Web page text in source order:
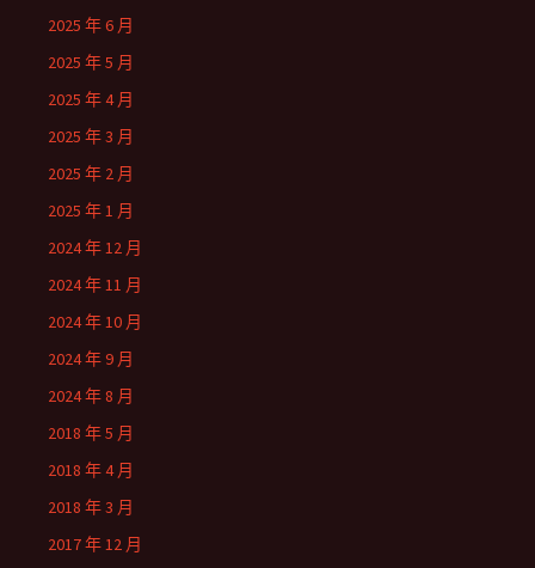
2025 年 6 月
2025 年 5 月
2025 年 4 月
2025 年 3 月
2025 年 2 月
2025 年 1 月
2024 年 12 月
2024 年 11 月
2024 年 10 月
2024 年 9 月
2024 年 8 月
2018 年 5 月
2018 年 4 月
2018 年 3 月
2017 年 12 月